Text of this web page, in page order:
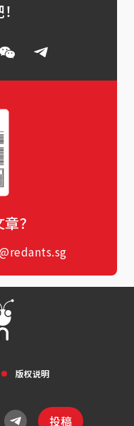
？
版权说明
投稿